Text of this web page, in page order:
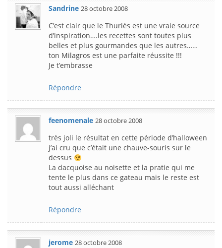
Sandrine 28 octobre 2008
C’est clair que le Thuriès est une vraie source
d’inspiration….les recettes sont toutes plus
belles et plus gourmandes que les autres……
ton Milagros est une parfaite réussite !!!
Je t’embrasse
Répondre
feenomenale 28 octobre 2008
très joli le résultat en cette période d’halloween
j’ai cru que c’était une chauve-souris sur le
dessus
La dacquoise au noisette et la pratie qui me
tente le plus dans ce gateau mais le reste est
tout aussi alléchant
Répondre
jerome 28 octobre 2008